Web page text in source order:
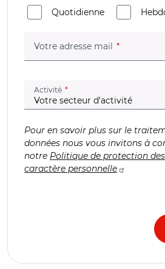
Quotidienne
Votre adresse mail (champ
Activité (champ obligatoire)
Pour en savoir plus sur le
données nous vous invitons à
notre Politique de protection
caractère personnelle